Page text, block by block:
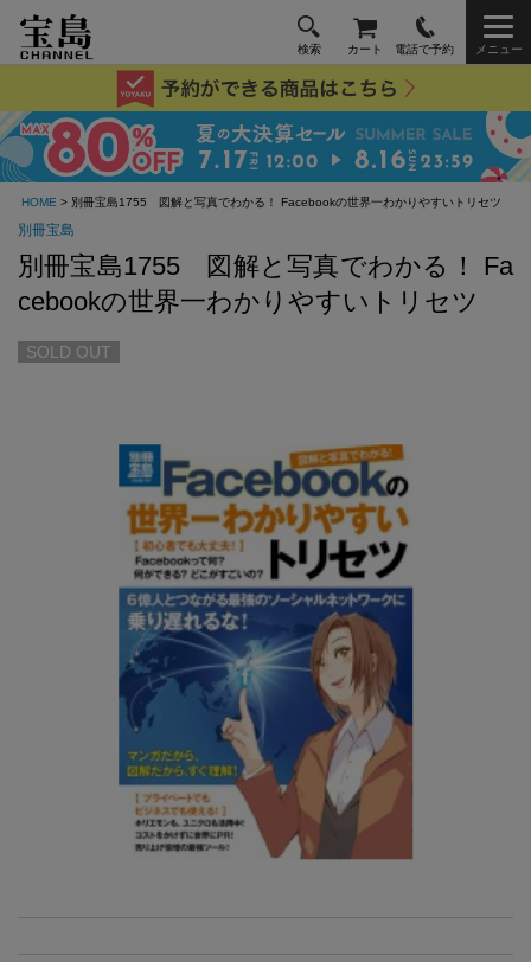
検索 カート 電話で予約 メニュー
HOME > 別冊宝島1755 図解と写真でわかる！ Facebookの世界一わかりやすいトリセツ
別冊宝島
別冊宝島1755 図解と写真でわかる！ Fa
cebookの世界一わかりやすいトリセツ
SOLD OUT